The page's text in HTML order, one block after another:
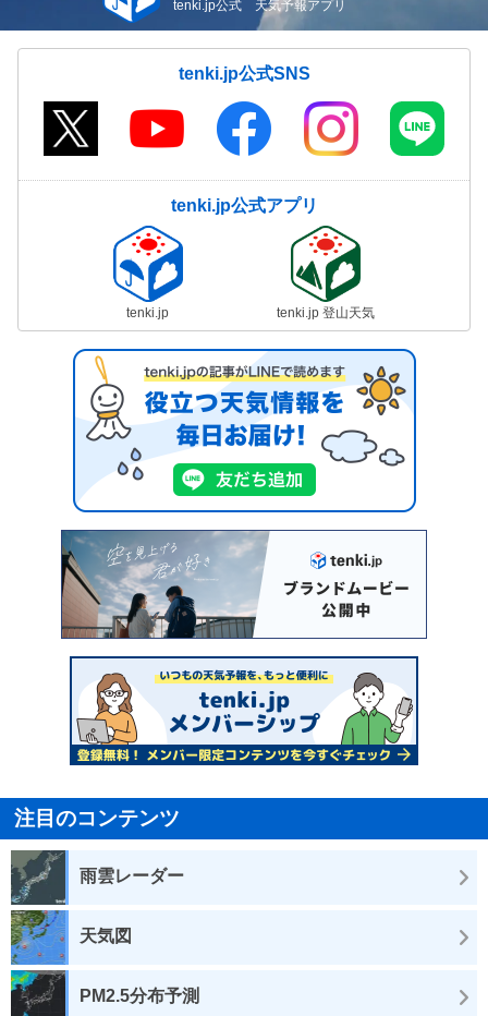
tenki.jp公式 天気予報アプリ
tenki.jp公式SNS
tenki.jp公式アプリ
tenki.jp tenki.jp 登山天気
注目のコンテンツ
雨雲レーダー
天気図
PM2.5分布予測